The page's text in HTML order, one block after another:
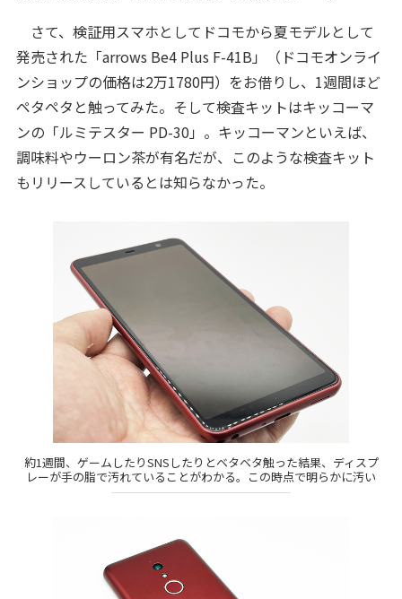
さて、検証用スマホとしてドコモから夏モデルとして
発売された「arrows Be4 Plus F-41B」（ドコモオンライ
ンショップの価格は2万1780円）をお借りし、1週間ほど
ペタペタと触ってみた。そして検査キットはキッコーマ
ンの「ルミテスター PD-30」。キッコーマンといえば、
調味料やウーロン茶が有名だが、このような検査キット
もリリースしているとは知らなかった。
約1週間、ゲームしたりSNSしたりとベタベタ触った結果、ディスプ
レーが手の脂で汚れていることがわかる。この時点で明らかに汚い